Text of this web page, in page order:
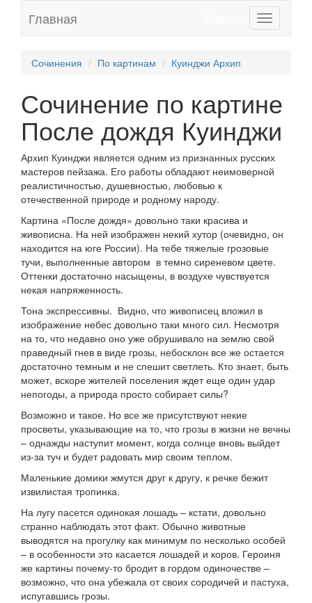
Toggle
navigation
Главная
Сочинения По картинам Куинджи Архип
Сочинение по картине
После дождя Куинджи
Архип Куинджи является одним из признанных русских
мастеров пейзажа. Его работы обладают неимоверной
реалистичностью, душевностью, любовью к
отечественной природе и родному народу.
Картина «После дождя» довольно таки красива и
живописна. На ней изображен некий хутор (очевидно, он
находится на юге России). На тебе тяжелые грозовые
тучи, выполненные автором в темно сиреневом цвете.
Оттенки достаточно насыщены, в воздухе чувствуется
некая напряженность.
Тона экспрессивны. Видно, что живописец вложил в
изображение небес довольно таки много сил. Несмотря
на то, что недавно оно уже обрушивало на землю свой
праведный гнев в виде грозы, небосклон все же остается
достаточно темным и не спешит светлеть. Кто знает, быть
может, вскоре жителей поселения ждет еще один удар
непогоды, а природа просто собирает силы?
Возможно и такое. Но все же присутствуют некие
просветы, указывающие на то, что грозы в жизни не вечны
– однажды наступит момент, когда солнце вновь выйдет
из-за туч и будет радовать мир своим теплом.
Маленькие домики жмутся друг к другу, к речке бежит
извилистая тропинка.
На лугу пасется одинокая лошадь – кстати, довольно
странно наблюдать этот факт. Обычно животные
выводятся на прогулку как минимум по несколько особей
– в особенности это касается лошадей и коров. Героиня
же картины почему-то бродит в гордом одиночестве –
возможно, что она убежала от своих сородичей и пастуха,
испугавшись грозы.